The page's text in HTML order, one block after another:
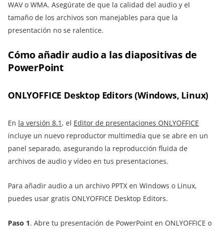
WAV o WMA. Asegúrate de que la calidad del audio y el
tamaño de los archivos son manejables para que la
presentación no se ralentice.
Cómo añadir audio a las diapositivas de
PowerPoint
ONLYOFFICE Desktop Editors (Windows, Linux)
En la versión 8.1 , el Editor de presentaciones ONLYOFFICE
incluye un nuevo reproductor multimedia que se abre en un
panel separado, asegurando la reproducción fluida de
archivos de audio y vídeo en tus presentaciones.
Para añadir audio a un archivo PPTX en Windows o Linux,
puedes usar gratis ONLYOFFICE Desktop Editors.
Paso 1. Abre tu presentación de PowerPoint en ONLYOFFICE o